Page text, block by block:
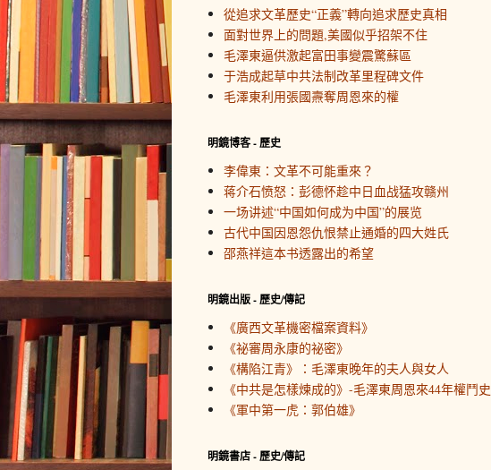
從追求文革歷史“正義”轉向追求歷史真相
面對世界上的問題,美國似乎招架不住
毛澤東逼供激起富田事變震驚蘇區
于浩成起草中共法制改革里程碑文件
毛澤東利用張國燾奪周恩來的權
明鏡博客 - 歷史
李偉東：文革不可能重來？
蒋介石愤怒：彭德怀趁中日血战猛攻赣州
一场讲述“中国如何成为中国”的展览
古代中国因恩怨仇恨禁止通婚的四大姓氏
邵燕祥這本书透露出的希望
明鏡出版 - 歷史/傳記
《廣西文革機密檔案資料》
《祕審周永康的祕密》
《構陷江青》：毛澤東晚年的夫人與女人
《中共是怎樣煉成的》-毛澤東周恩來44年權鬥史
《軍中第一虎：郭伯雄》
明鏡書店 - 歷史/傳記